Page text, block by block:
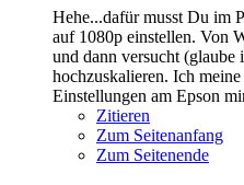
Hehe...dafür musst Du im
auf 1080p einstellen. Von
und dann versucht (glaube
hochzuskalieren. Ich
Einstellungen am Epson
Zitieren
Zum Seitenanfang
Zum Seitenende